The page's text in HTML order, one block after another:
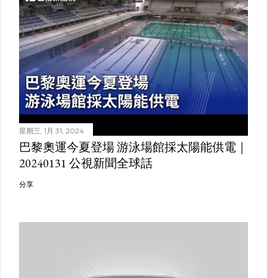
星期三, 1月 31, 2024
巴黎奧運今夏登場 游泳場館採太陽能供電｜
20240131 公視新聞全球話
分享